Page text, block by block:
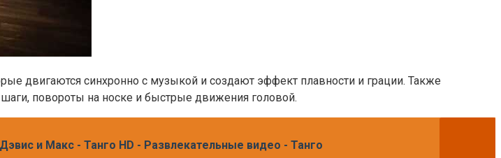
двигаются синхронно с музыкой и создают эффект плавности и грации. Также
повороты на носке и быстрые движения головой.
и Макс - Танго HD - Развлекательные видео - Танго